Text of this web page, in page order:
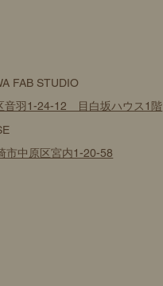
FAB STUDIO
音羽1-24-12 目白坂ハウス1階
市中原区宮内1-20-58